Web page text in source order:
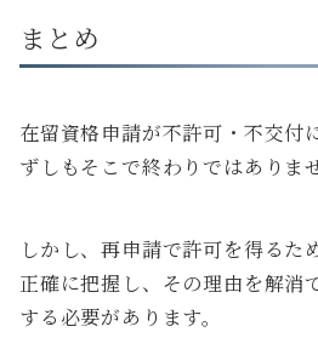
まとめ
在留資格申請が不許可・不交付
ずしもそこで終わりではありま
しかし、再申請で許可を得るた
正確に把握し、その理由を解消
する必要があります。